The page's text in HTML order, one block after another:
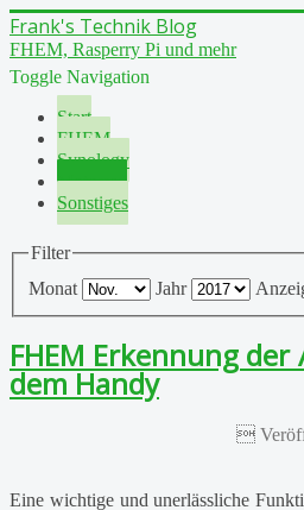
Frank's Technik Blog
FHEM, Rasperry Pi und mehr
Toggle Navigation
Start
FHEM
Synology
Motorrad
Sonstiges
Filter
Monat
Jahr
FHEM Erkennung
dem Handy
Eine wichtige und unerlässliche